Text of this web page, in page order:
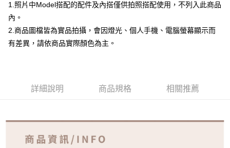
全家取貨付款
付款後全家取貨
免運費
1.照片中Model搭配的配件及內搭僅供拍照搭配使用，不列入此商品
內。
2.商品圖檔皆為實品拍攝，會因燈光、個人手機、電腦螢幕顯示而
有差異，請依商品實際顏色為主。
詳細說明 商品規格 相關推薦